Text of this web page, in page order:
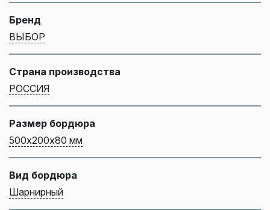
Бренд
ВЫБОР
Страна производства
РОССИЯ
Размер бордюра
500х200х80 мм
Вид бордюра
Шарнирный